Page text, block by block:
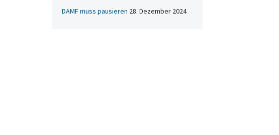
DAMF muss pausieren 28. Dezember 2024